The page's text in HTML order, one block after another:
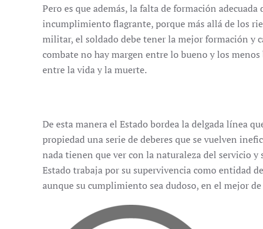
Pero es que además, la falta de formación
incumplimiento flagrante, porque más allá de los
militar, el soldado debe tener la mejor formación y
combate no hay margen entre lo bueno y los
entre la vida y la muerte.
De esta manera el Estado bordea la delgada línea
propiedad una serie de deberes que se vuelven
nada tienen que ver con la naturaleza del servicio y
Estado trabaja por su supervivencia como entidad
aunque su cumplimiento sea dudoso, en el mejor de